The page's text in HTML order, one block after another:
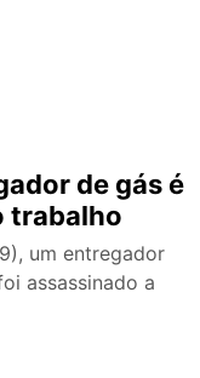
de gás é
trabalho
um entregador
assassinado a